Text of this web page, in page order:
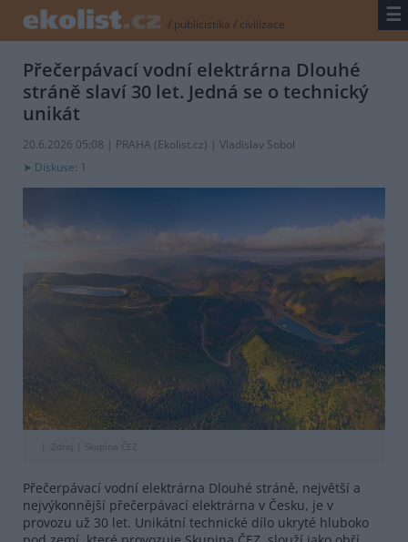
/ publicistika / civilizace ☰
Přečerpávací vodní elektrárna Dlouhé
stráně slaví 30 let. Jedná se o technický
unikát
20.6.2026 05:08 | PRAHA (Ekolist.cz) | Vladislav Sobol
Diskuse: 1
Zdroj | Skupina ČEZ
Přečerpávací vodní elektrárna Dlouhé stráně, největší a
nejvýkonnější přečerpávací elektrárna v Česku, je v
provozu už 30 let. Unikátní technické dílo ukryté hluboko